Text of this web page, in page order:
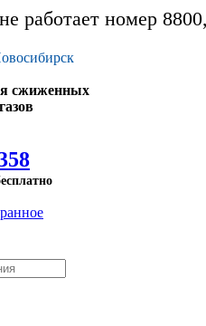
работает номер
сжиженных